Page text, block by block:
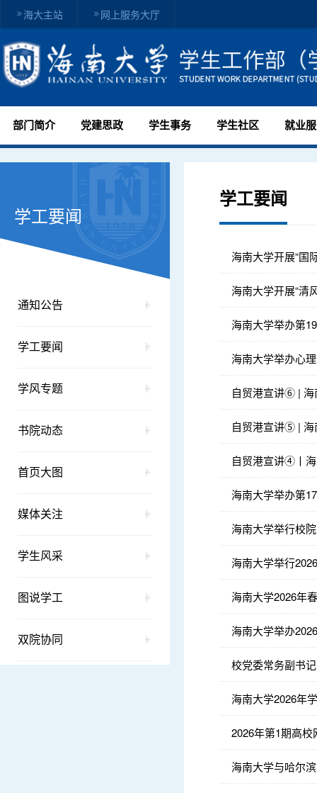
海大主站 网上服务大厅
部门简介 党建思政 学生事务 学生社区 就业
学工要闻
通知公告
学工要闻
学风专题
书院动态
首页大图
媒体关注
学生风采
图说学工
双院协同
学工要闻
海南大学开展“国
海南大学开展“清
海南大学举办第
海南大学举办心
自贸港宣讲⑥ | 海
自贸港宣讲⑤ | 海
自贸港宣讲④丨海
海南大学举办第
海南大学举行校
海南大学举行
海南大学2026年
海南大学举办
校党委常务副书
海南大学2026年
2026年第1期高
海南大学与哈尔